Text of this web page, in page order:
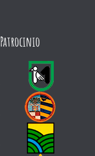
Patrocinio